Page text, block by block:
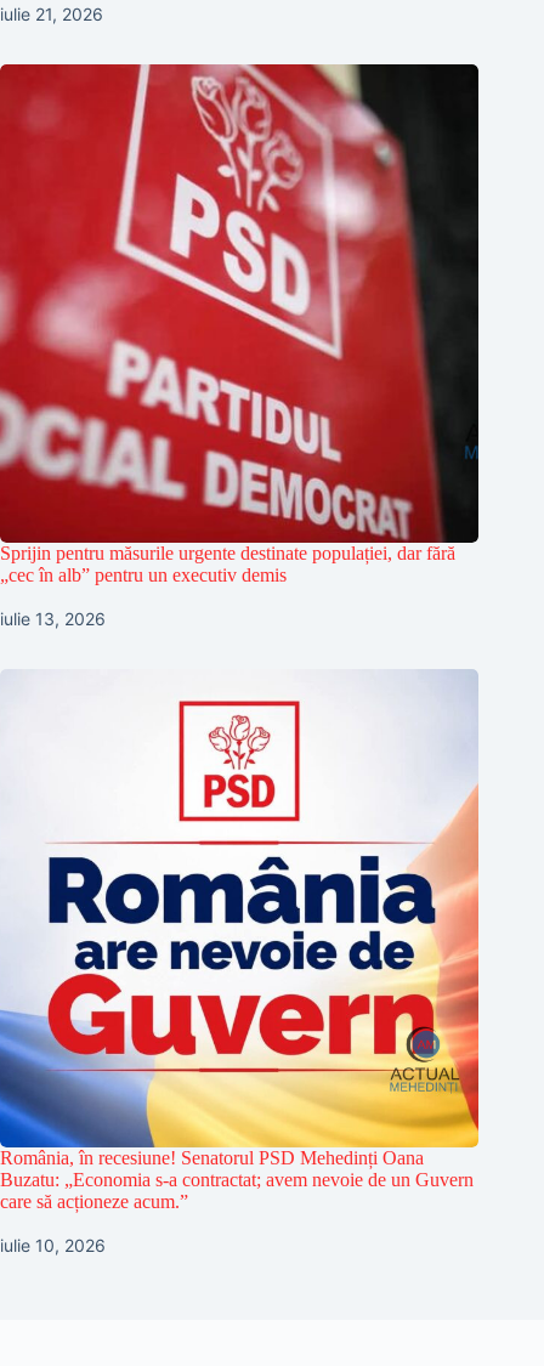
iulie 21, 2026
Sprijin pentru măsurile urgente destinate populației, dar fără
„cec în alb” pentru un executiv demis
iulie 13, 2026
România, în recesiune! Senatorul PSD Mehedinți Oana
Buzatu: „Economia s-a contractat; avem nevoie de un Guvern
care să acționeze acum.”
iulie 10, 2026